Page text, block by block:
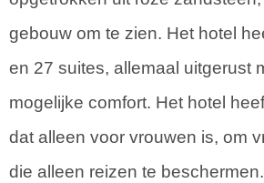
gebouw om te zien. Het hotel
en 27 suites, allemaal uitgerust
mogelijke comfort. Het hotel
dat alleen voor vrouwen is, om
die alleen reizen te